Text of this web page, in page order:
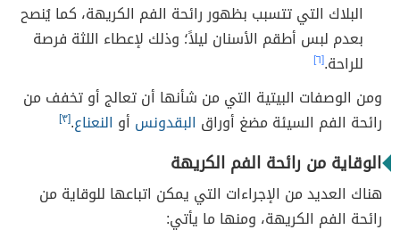
البلاك التي تتسبب بظهور رائحة الفم الكريهة، كما يُنصح
بعدم لبس أطقم الأسنان ليلاً؛ وذلك لإعطاء اللثة فرصة
للراحة.[٦]
ومن الوصفات البيتية التي من شأنها أن تعالج أو تخفف من
رائحة الفم السيئة مضغ أوراق البقدونس أو النعناع.[٣]
الوقاية من رائحة الفم الكريهة
هناك العديد من الإجراءات التي يمكن اتباعها للوقاية من
رائحة الفم الكريهة، ومنها ما يأتي: